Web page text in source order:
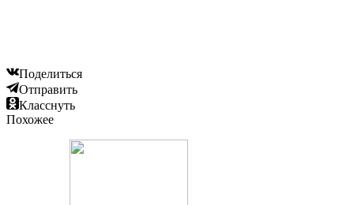
Поделиться
Отправить
Класснуть
Похожее